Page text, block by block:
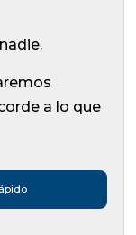
a lo que